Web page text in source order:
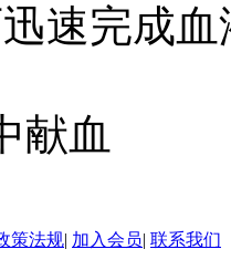
速完成
献血
策法规| 加入会员| 联系我们